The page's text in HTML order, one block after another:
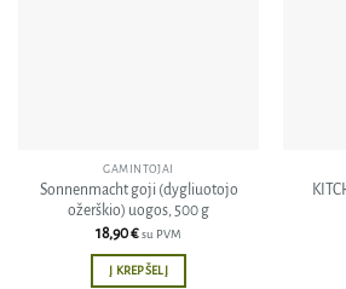
GAMINTOJAI
Sonnenmacht goji (dygliuotojo
ožerškio) uogos, 500 g
18,90€su PVM
Į KREPŠELĮ